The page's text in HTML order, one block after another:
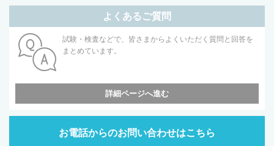
よくあるご質問
試験・検査などで、皆さまからよくいただく質問と回答を
まとめています。
詳細ページへ進む
お電話からのお問い合わせはこちら